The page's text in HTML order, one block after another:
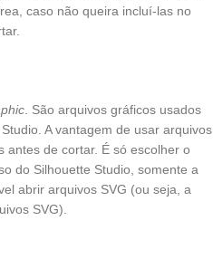
caso não queira incluí-las no
. São arquivos gráficos usados
A vantagem de usar arquivos
antes de cortar. É só escolher o
do Silhouette Studio, somente a
abrir arquivos SVG (ou seja, a
SVG).